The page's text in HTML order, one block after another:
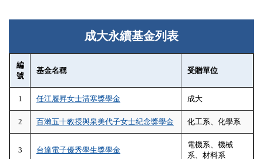
成大永續基金列表
編
號
基金名稱 受贈單位
1 任江履昇女士清寒獎學金 成大
2 百瀨五十教授與泉美代子女士紀念獎學金 化工系、化學系
3 台達電子優秀學生獎學金
電機系、機械
系、材料系